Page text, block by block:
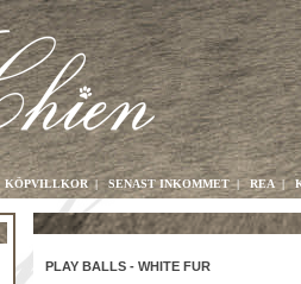
KÖPVILLKOR| SENAST INKOMMET| REA|
PLAY BALLS - WHITE FUR